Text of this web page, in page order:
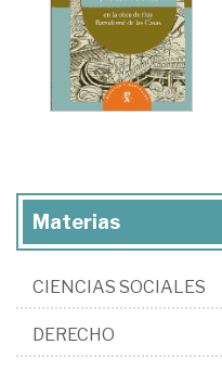
Materias
CIENCIAS SOCIALES
DERECHO